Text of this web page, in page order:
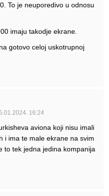
To je neuporedivo u odnosu
imaju takodje ekrane.
gotovo celoj uskotrupnoj
16:24
aviona koji nisu imali
i ima te male ekrane na svim
to tek jedna jedina kompanija